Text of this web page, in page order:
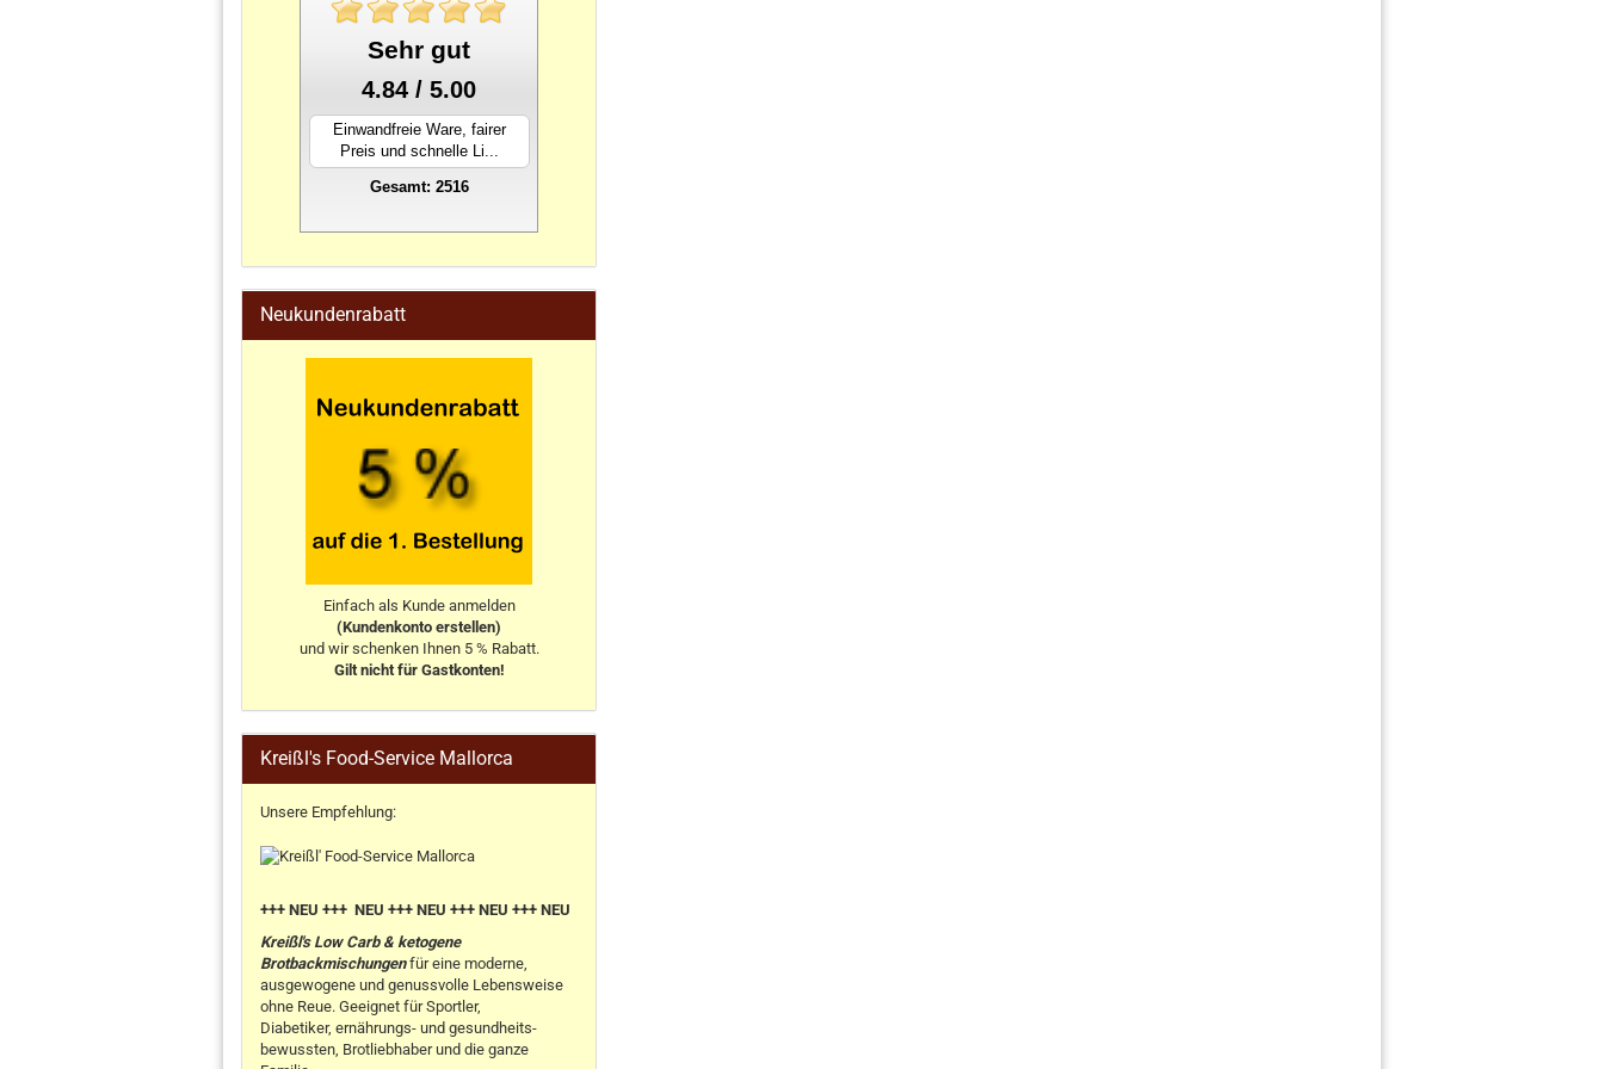
Sehr gut
4.84 / 5.00
Einwandfreie Ware, fairer
Preis und schnelle Li...
Gesamt: 2516
Neukundenrabatt
Einfach als Kunde anmelden
(Kundenkonto erstellen)
und wir schenken Ihnen 5 % Rabatt.
Gilt nicht für Gastkonten!
Kreißl's Food-Service Mallorca
Unsere Empfehlung:
+++ NEU +++ NEU +++ NEU +++ NEU +++ NEU
Kreißl's Low Carb & ketogene
Brotbackmischungenfür eine moderne,
ausgewogene und genussvolle Lebensweise
ohne Reue. Geeignet für Sportler,
Diabetiker, ernährungs- und gesundheits-
bewussten, Brotliebhaber und die ganze